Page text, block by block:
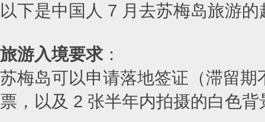
以下是中国人 7 月去苏梅岛旅游
旅游入境要求：
苏梅岛可以申请落地签证（滞留
票，以及 2 张半年内拍摄的白色